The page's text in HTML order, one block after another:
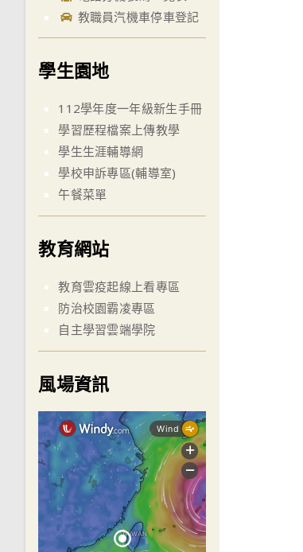
教職員汽機車停車登記
學生園地
112學年度一年級新生手冊
學習歷程檔案上傳教學
學生生涯輔導網
學校申訴專區(輔導室)
午餐菜單
教育網站
教育雲疫起線上看專區
防治校園霸凌專區
自主學習雲端學院
風場資訊